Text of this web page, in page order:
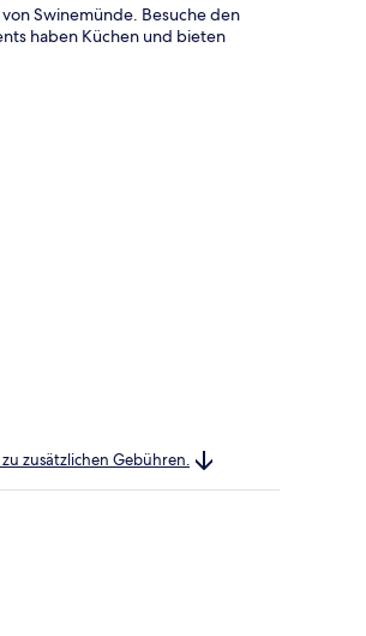
Swinemünde. Besuche den
haben Küchen und bieten
zusätzlichen Gebühren.